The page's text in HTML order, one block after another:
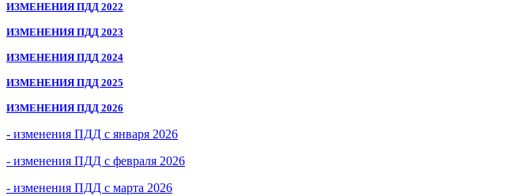
ИЗМЕНЕНИЯ ПДД 2022
ИЗМЕНЕНИЯ ПДД 2023
ИЗМЕНЕНИЯ ПДД 2024
ИЗМЕНЕНИЯ ПДД 2025
ИЗМЕНЕНИЯ ПДД 2026
- изменения ПДД с января 2026
- изменения ПДД с февраля 2026
- изменения ПДД с марта 2026